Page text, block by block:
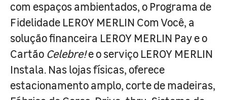
com espaços ambientados, o Programa de
Fidelidade LEROY MERLIN Com Você, a
solução financeira LEROY MERLIN Pay e o
Cartão Celebre!e o serviço LEROY MERLIN
Instala. Nas lojas físicas, oferece
estacionamento amplo, corte de madeiras,